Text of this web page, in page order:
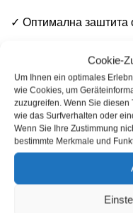
Cookie-
Um Ihnen ein optimales
wie Cookies, um
zuzugreifen. Wenn Sie
wie das Surfverhalten oder
Wenn Sie Ihre Zustimmung
bestimmte Merkmale und
✓ Оптимална заштита
✓ Подесиве величине
✓ Предња и бочна
✓ Простор за наочаре
✓ Стандард: ЕН166